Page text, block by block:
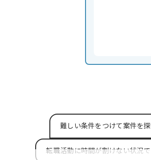
難しい条件をつけて案件を
転職活動に時間が割けない状況